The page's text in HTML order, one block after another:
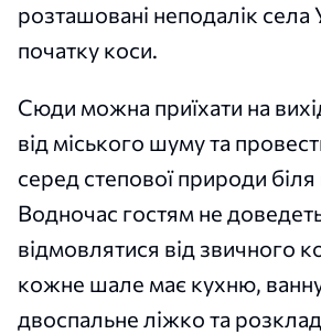
розташовані неподалік села
початку коси.
Сюди можна приїхати на
від міського шуму та
серед степової природи
Водночас гостям не
відмовлятися від звичного
кожне шале має кухню, ванну
двоспальне ліжко та